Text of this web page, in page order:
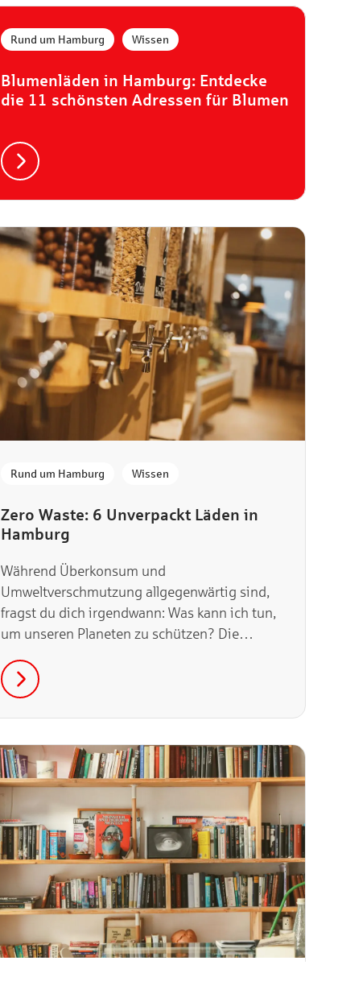
Blumenläden in Hamburg: Entdecke
die 11 schönsten Adressen für Blumen
Rund um Hamburg Wissen
Zero Waste: 6 Unverpackt Läden in
Hamburg
Rund um Hamburg Wissen
Während Überkonsum und
Umweltverschmutzung allgegenwärtig sind,
fragst du dich irgendwann: Was kann ich tun,
um unseren Planeten zu schützen? Die
einkaufen. Dieser Artikel erklärt, was sich
dahinter verbirgt und gibt dir einfache Tipps,
wie du deinen Alltag umweltfreundlicher